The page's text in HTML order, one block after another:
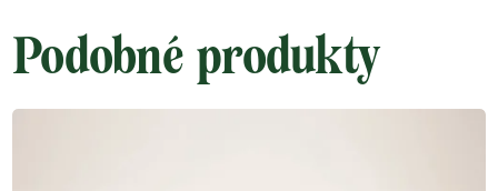
Podobné produkty